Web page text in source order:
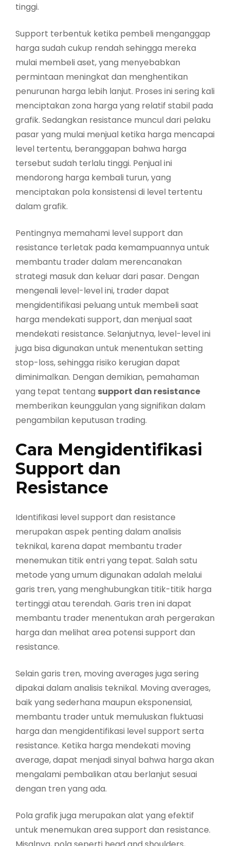
tinggi.
Support terbentuk ketika pembeli menganggap
harga sudah cukup rendah sehingga mereka
mulai membeli aset, yang menyebabkan
permintaan meningkat dan menghentikan
penurunan harga lebih lanjut. Proses ini sering kali
menciptakan zona harga yang relatif stabil pada
grafik. Sedangkan resistance muncul dari pelaku
pasar yang mulai menjual ketika harga mencapai
level tertentu, beranggapan bahwa harga
tersebut sudah terlalu tinggi. Penjual ini
mendorong harga kembali turun, yang
menciptakan pola konsistensi di level tertentu
dalam grafik.
Pentingnya memahami level support dan
resistance terletak pada kemampuannya untuk
membantu trader dalam merencanakan
strategi masuk dan keluar dari pasar. Dengan
mengenali level-level ini, trader dapat
mengidentifikasi peluang untuk membeli saat
harga mendekati support, dan menjual saat
mendekati resistance. Selanjutnya, level-level ini
juga bisa digunakan untuk menentukan setting
stop-loss, sehingga risiko kerugian dapat
diminimalkan. Dengan demikian, pemahaman
yang tepat tentang support dan resistance
memberikan keunggulan yang signifikan dalam
pengambilan keputusan trading.
Cara Mengidentifikasi
Support dan
Resistance
Identifikasi level support dan resistance
merupakan aspek penting dalam analisis
teknikal, karena dapat membantu trader
menemukan titik entri yang tepat. Salah satu
metode yang umum digunakan adalah melalui
garis tren, yang menghubungkan titik-titik harga
tertinggi atau terendah. Garis tren ini dapat
membantu trader menentukan arah pergerakan
harga dan melihat area potensi support dan
resistance.
Selain garis tren, moving averages juga sering
dipakai dalam analisis teknikal. Moving averages,
baik yang sederhana maupun eksponensial,
membantu trader untuk memuluskan fluktuasi
harga dan mengidentifikasi level support serta
resistance. Ketika harga mendekati moving
average, dapat menjadi sinyal bahwa harga akan
mengalami pembalikan atau berlanjut sesuai
dengan tren yang ada.
Pola grafik juga merupakan alat yang efektif
untuk menemukan area support dan resistance.